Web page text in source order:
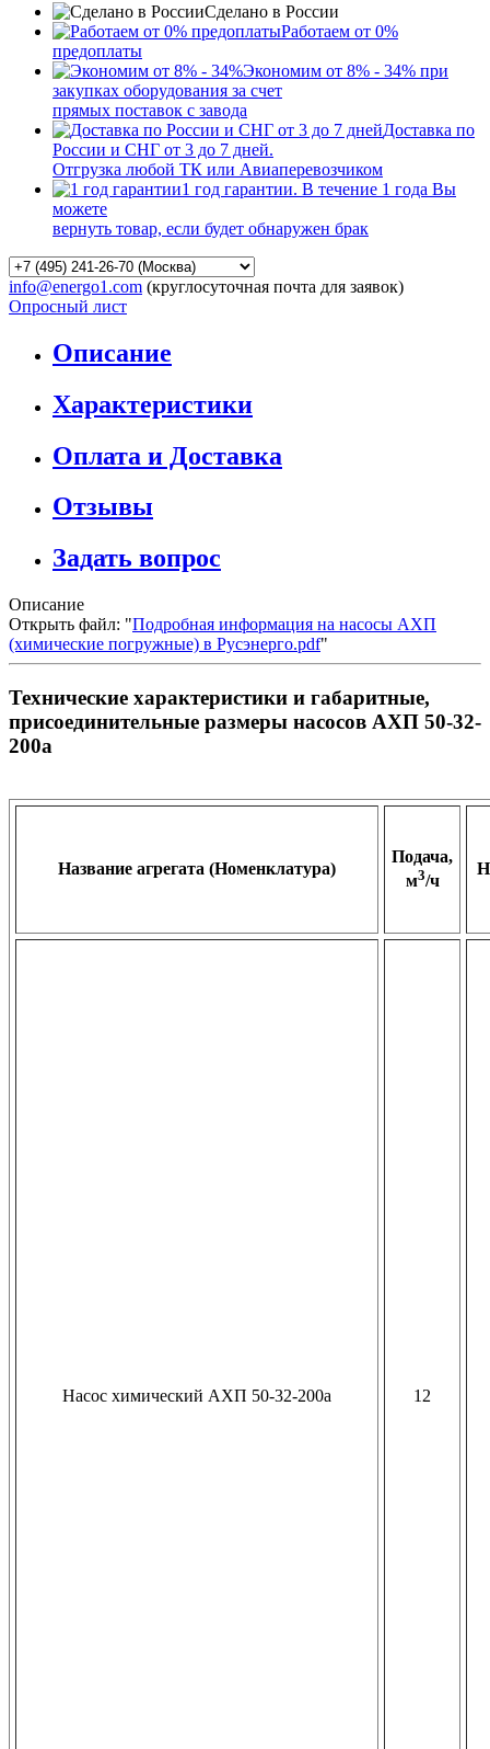
Сделано в России
Работаем от 0%
предоплаты
Экономим от 8% - 34% при
закупках оборудования за счет
прямых поставок с завода
Доставка по
России и СНГ от 3 до 7 дней.
Отгрузка любой ТК или Авиаперевозчиком
1 год гарантии. В течение 1 года Вы
можете
вернуть товар, если будет обнаружен брак
info@energo1.com (круглосуточная почта для заявок)
Опросный лист
Описание
Характеристики
Оплата и Доставка
Отзывы
Задать вопрос
Описание
Открыть файл: "Подробная информация на насосы АХП
(химические погружные) в Русэнерго.pdf"
Технические характеристики и габаритные,
присоединительные размеры насосов АХП 50-32-
200а
Название агрегата (Номенклатура)
Подача,
м3/ч
Насос химический АХП 50-32-200а 12